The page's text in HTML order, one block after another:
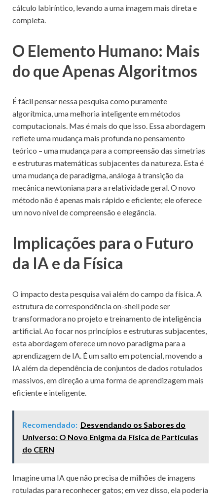
cálculo labiríntico, levando a uma imagem mais direta e
completa.
O Elemento Humano: Mais
do que Apenas Algoritmos
É fácil pensar nessa pesquisa como puramente
algorítmica, uma melhoria inteligente em métodos
computacionais. Mas é mais do que isso. Essa abordagem
reflete uma mudança mais profunda no pensamento
teórico – uma mudança para a compreensão das simetrias
e estruturas matemáticas subjacentes da natureza. Esta é
uma mudança de paradigma, análoga à transição da
mecânica newtoniana para a relatividade geral. O novo
método não é apenas mais rápido e eficiente; ele oferece
um novo nível de compreensão e elegância.
Implicações para o Futuro
da IA e da Física
O impacto desta pesquisa vai além do campo da física. A
estrutura de correspondência on-shell pode ser
transformadora no projeto e treinamento de inteligência
artificial. Ao focar nos princípios e estruturas subjacentes,
esta abordagem oferece um novo paradigma para a
aprendizagem de IA. É um salto em potencial, movendo a
IA além da dependência de conjuntos de dados rotulados
massivos, em direção a uma forma de aprendizagem mais
eficiente e inteligente.
Recomendado: Desvendando os Sabores do
Universo: O Novo Enigma da Física de Partículas
do CERN
Imagine uma IA que não precisa de milhões de imagens
rotuladas para reconhecer gatos; em vez disso, ela poderia